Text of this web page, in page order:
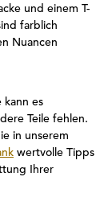
und einem T-
farblich
Nuancen
kann es
Teile fehlen.
in unserem
wertvolle Tipps
Ihrer